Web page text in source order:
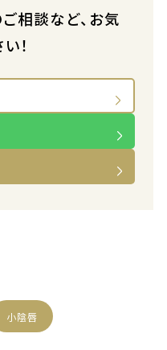
相談など、お気
！
小陰唇